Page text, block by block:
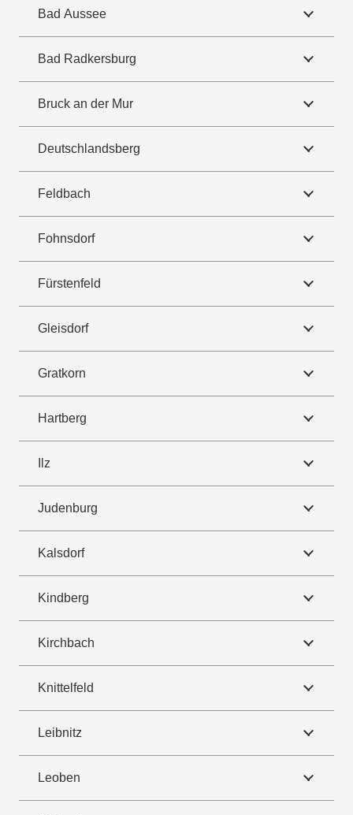
Bad Aussee
Bad Radkersburg
Bruck an der Mur
Deutschlandsberg
Feldbach
Fohnsdorf
Fürstenfeld
Gleisdorf
Gratkorn
Hartberg
Ilz
Judenburg
Kalsdorf
Kindberg
Kirchbach
Knittelfeld
Leibnitz
Leoben